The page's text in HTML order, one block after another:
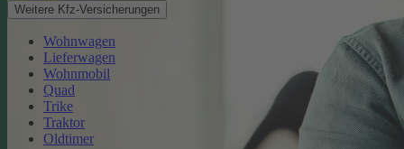
Weitere Kfz-Versicherungen
Wohnwagen
Lieferwagen
Wohnmobil
Quad
Trike
Traktor
Oldtimer